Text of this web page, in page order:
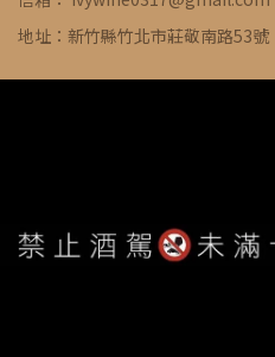
地址：新竹縣竹北市莊敬南路53號